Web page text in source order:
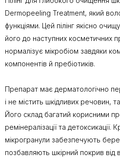
Dermopeeling Treatment, який
функціями. Цей пілінг якісно
його до наступних косметичних
нормалізує мікробіом завдяки
компонентів й пребіотиків.
Препарат має дерматологічно
і не містить шкідливих речовин,
Його склад багатий корисними
ремінералізації та детоксикації.
мікрогранули забезпечують
позбавляють шкірний покрив від